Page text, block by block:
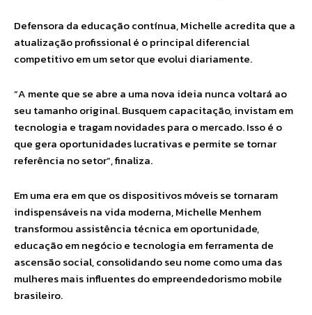
Defensora da educação contínua, Michelle acredita que a
atualização profissional é o principal diferencial
competitivo em um setor que evolui diariamente.
“A mente que se abre a uma nova ideia nunca voltará ao
seu tamanho original. Busquem capacitação, invistam em
tecnologia e tragam novidades para o mercado. Isso é o
que gera oportunidades lucrativas e permite se tornar
referência no setor”, finaliza.
Em uma era em que os dispositivos móveis se tornaram
indispensáveis na vida moderna, Michelle Menhem
transformou assistência técnica em oportunidade,
educação em negócio e tecnologia em ferramenta de
ascensão social, consolidando seu nome como uma das
mulheres mais influentes do empreendedorismo mobile
brasileiro.